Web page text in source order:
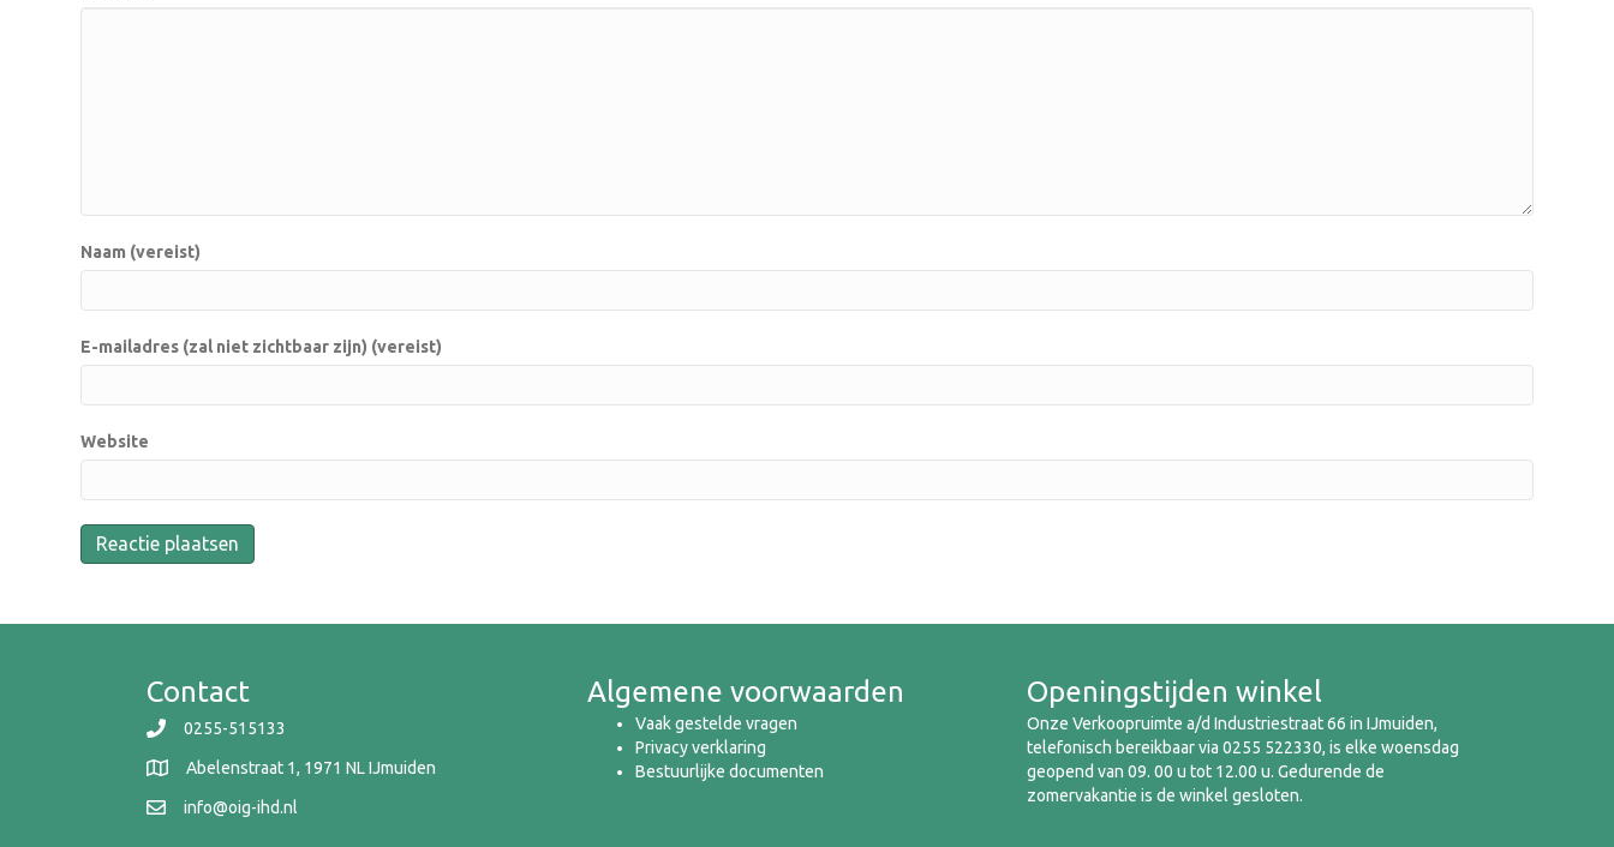
Naam (vereist)
E-mailadres (zal niet zichtbaar zijn) (vereist)
Website
Contact
0255-515133
Abelenstraat 1, 1971 NL IJmuiden
info@oig-ihd.nl
Algemene voorwaarden
Vaak gestelde vragen
Privacy verklaring
Bestuurlijke documenten
Openingstijden winkel
Onze Verkoopruimte a/d Industriestraat 66 in IJmuiden,
telefonisch bereikbaar via 0255 522330, is elke woensdag
geopend van 09. 00 u tot 12.00 u. Gedurende de
zomervakantie is de winkel gesloten.